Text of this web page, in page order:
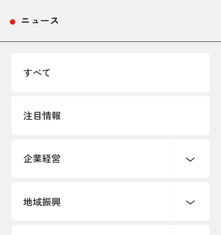
ニュース
すべて
注目情報
企業経営
創業
地域振興